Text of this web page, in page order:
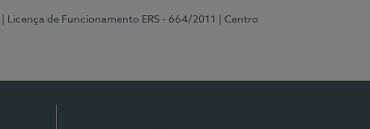
| Licença de Funcionamento ERS - 664/2011
| Centro